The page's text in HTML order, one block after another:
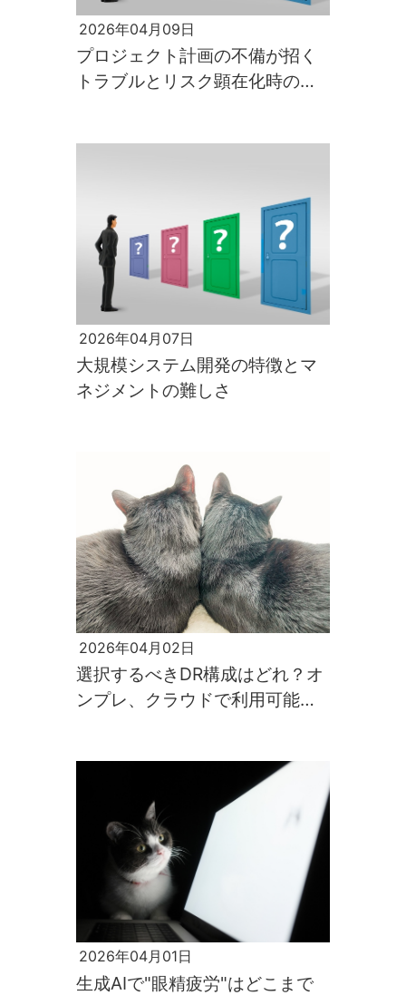
2026年04月09日
プロジェクト計画の不備が招く
トラブルとリスク顕在化時の影
2026年04月07日
大規模システム開発の特徴とマ
ネジメントの難しさ
2026年04月02日
選択するべきDR構成はどれ？オ
ンプレ、クラウドで利用可能な
2026年04月01日
生成AIで"眼精疲労"はどこまで